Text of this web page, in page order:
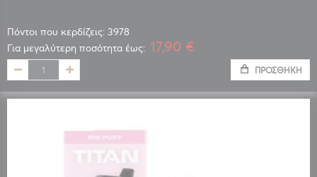
Πόντοι που κερδίζεις: 3978
Για μεγαλύτερη ποσότητα έως: 17,90 €
ΠΡΟΣΘΉΚΗ